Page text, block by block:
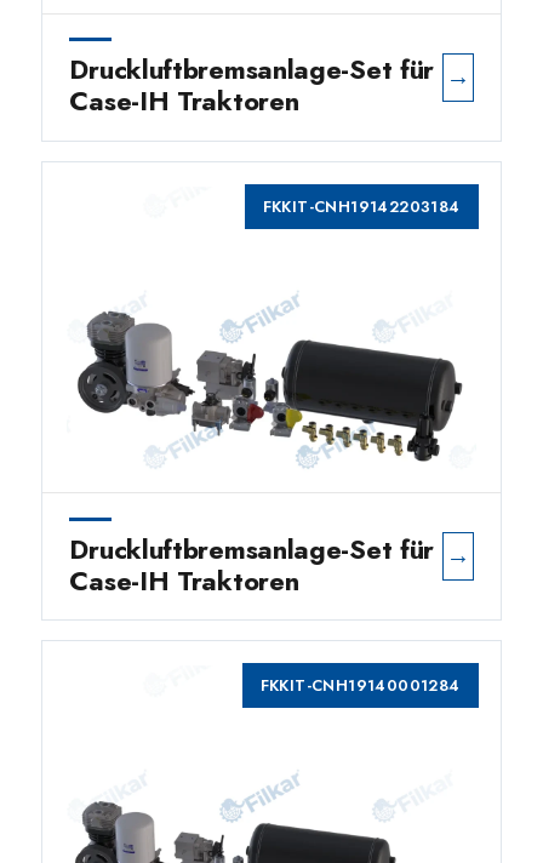
Druckluftbremsanlage-Set für
Case-IH Traktoren
→
FKKIT-CNH19142203184
Druckluftbremsanlage-Set für
Case-IH Traktoren
→
FKKIT-CNH19140001284